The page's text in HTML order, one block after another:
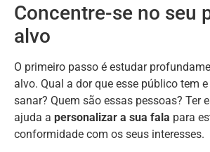
Concentre-se no seu
alvo
O primeiro passo é estudar
alvo. Qual a dor que esse público tem
sanar? Quem são essas pessoas? Ter
ajuda a personalizar a sua fala para
conformidade com os seus interesses.